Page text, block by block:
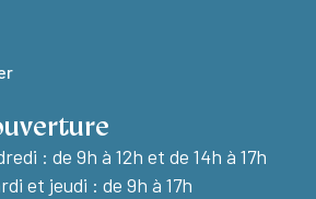
: de 9h à 12h et de 14h à 17h
et jeudi : de 9h à 17h